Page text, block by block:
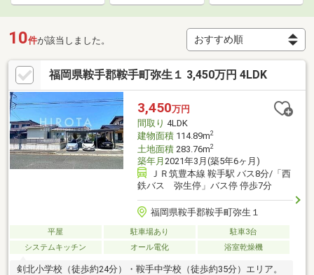
10件が該当しました。
福岡県鞍手郡鞍手町弥生１ 3,450万円 4LDK
3,450万円
間取り 4LDK
建物面積114.89m2
土地面積283.76m2
築年月 2021年3月(築5年6ヶ月)
ＪＲ筑豊本線 鞍手駅 バス8分/「西
鉄バス 弥生停」バス停 停歩7分
福岡県鞍手郡鞍手町弥生１
平屋 駐車場あり
駐車3台
システムキッチン
オール電化 浴室乾燥機
剣北小学校（徒歩約24分）・鞍手中学校（徒歩約35分）エリア。